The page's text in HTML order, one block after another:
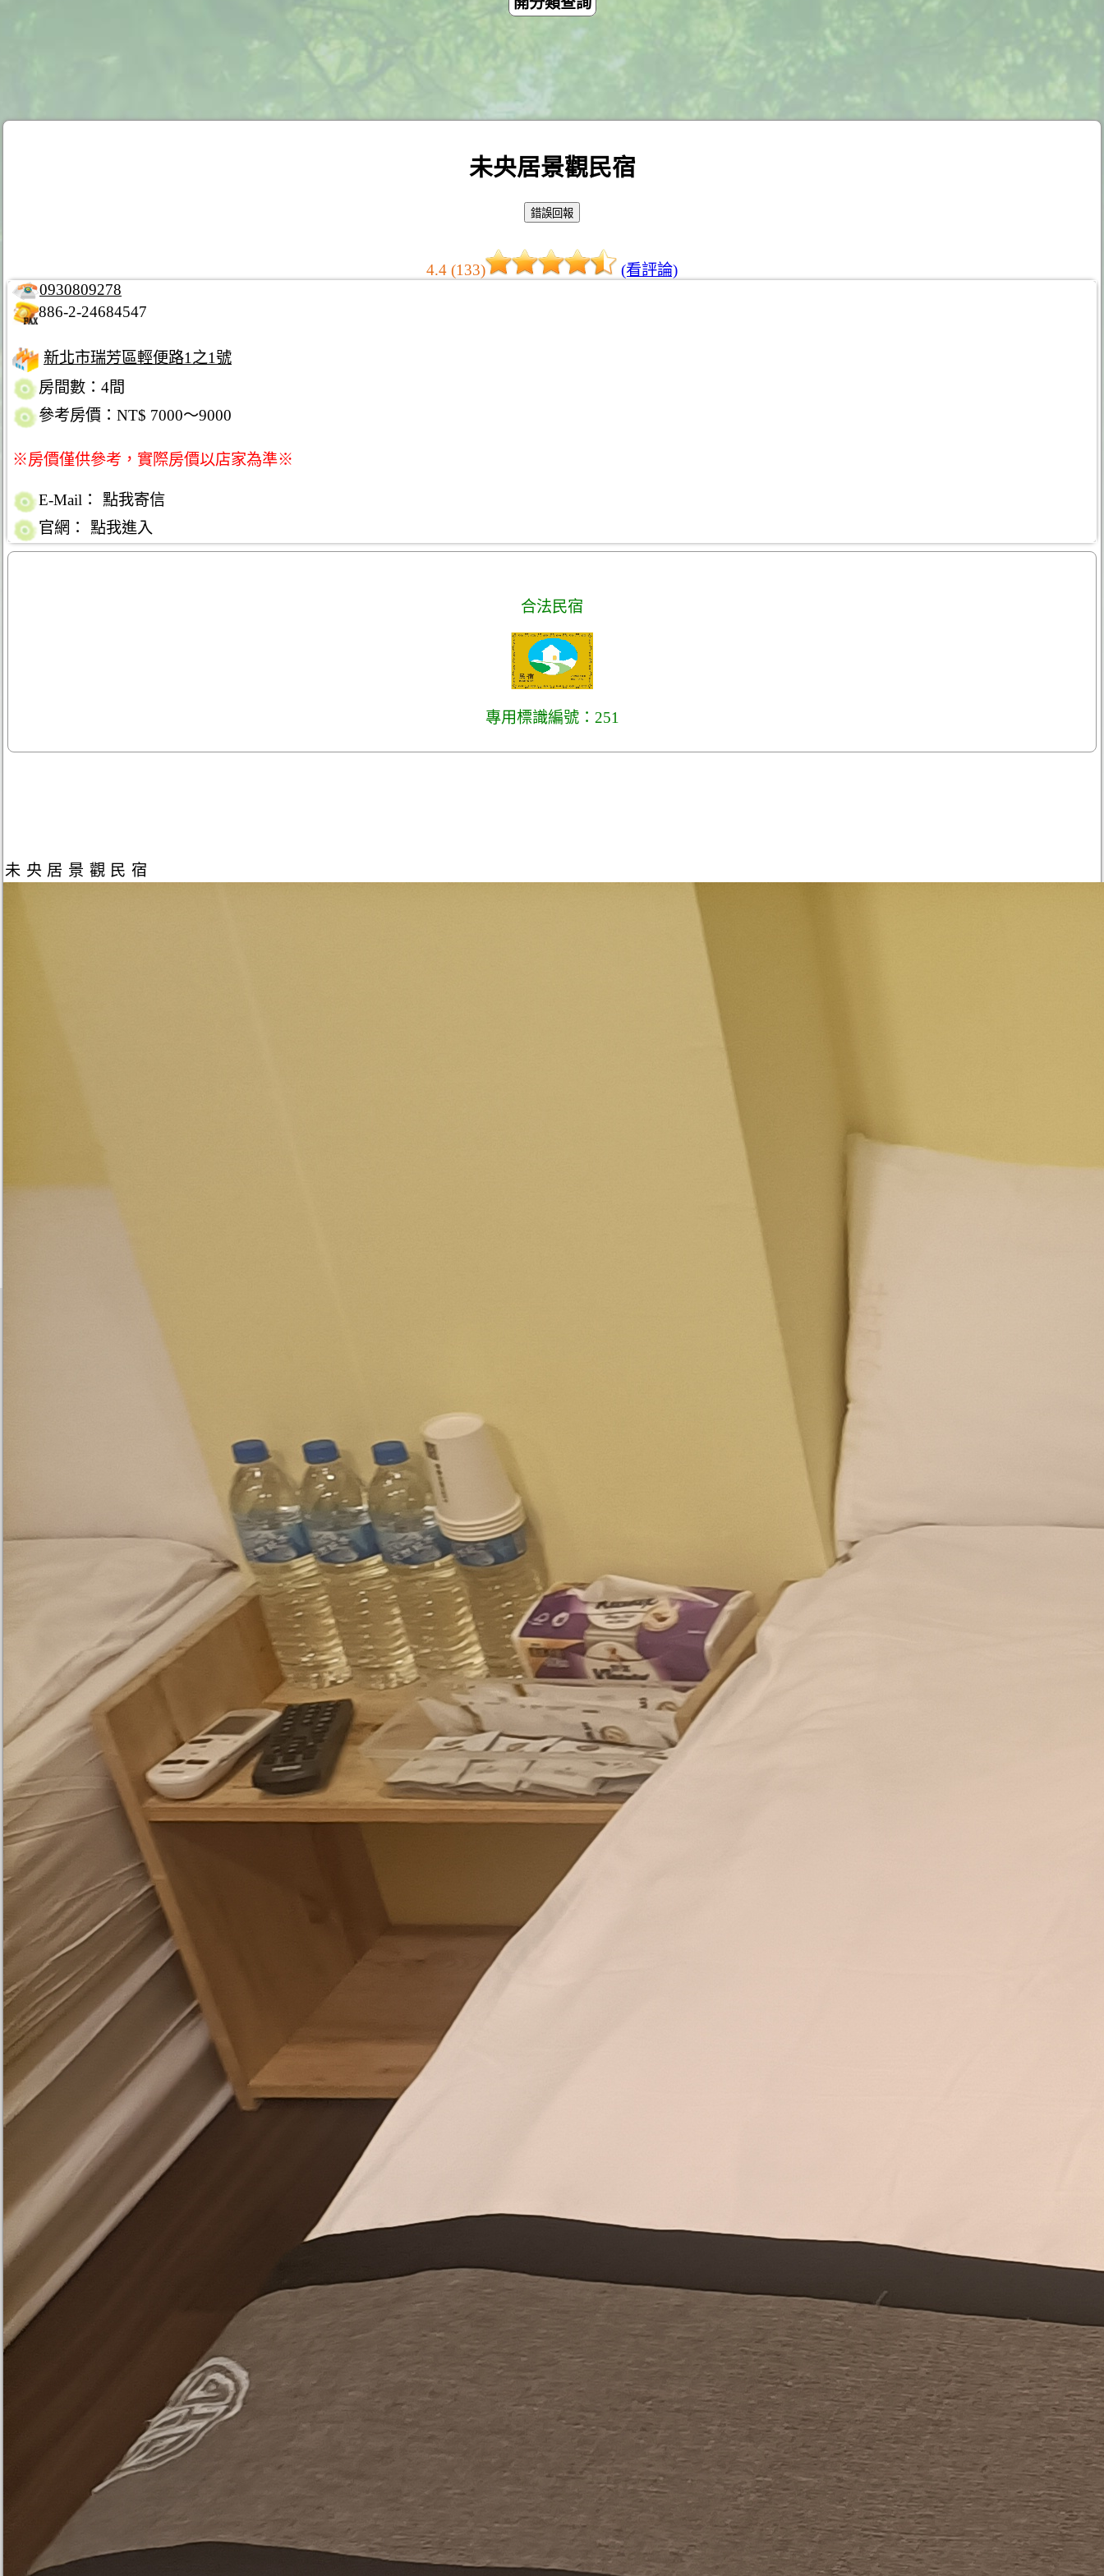
未央居景觀民宿
4.4 (133)
(看評論)
0930809278
886-2-24684547
新北市瑞芳區輕便路1之1號
房間數：4間
參考房價：NT$ 7000～9000
※房價僅供參考，實際房價以店家為準※
E-Mail：
點我寄信
官網：
點我進入
合法民宿
專用標識編號：251
未央居景觀民宿